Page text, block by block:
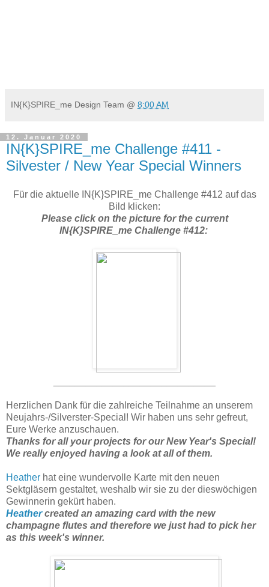
IN{K}SPIRE_me Design Team @ 8:00 AM
12. Januar 2020
IN{K}SPIRE_me Challenge #411 -
Silvester / New Year Special Winners
Für die aktuelle IN{K}SPIRE_me Challenge #412 auf das
Bild klicken:
Please click on the picture for the current
IN{K}SPIRE_me Challenge #412:
Herzlichen Dank für die zahlreiche Teilnahme an unserem
Neujahrs-/Silverster-Special! Wir haben uns sehr gefreut,
Eure Werke anzuschauen.
Thanks for all your projects for our New Year's Special!
We really enjoyed having a look at all of them.
Heather hat eine wundervolle Karte mit den neuen
Sektgläsern gestaltet, weshalb wir sie zu der dieswöchigen
Gewinnerin gekürt haben.
Heathercreated an amazing card with the new
champagne flutes and therefore we just had to pick her
as this week's winner.